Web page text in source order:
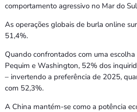
comportamento agressivo no Mar do
As operações globais de burla online
51,4%.
Quando confrontados com uma
Pequim e Washington, 52% dos
– invertendo a preferência de 2025,
com 52,3%.
A China mantém-se como a potência